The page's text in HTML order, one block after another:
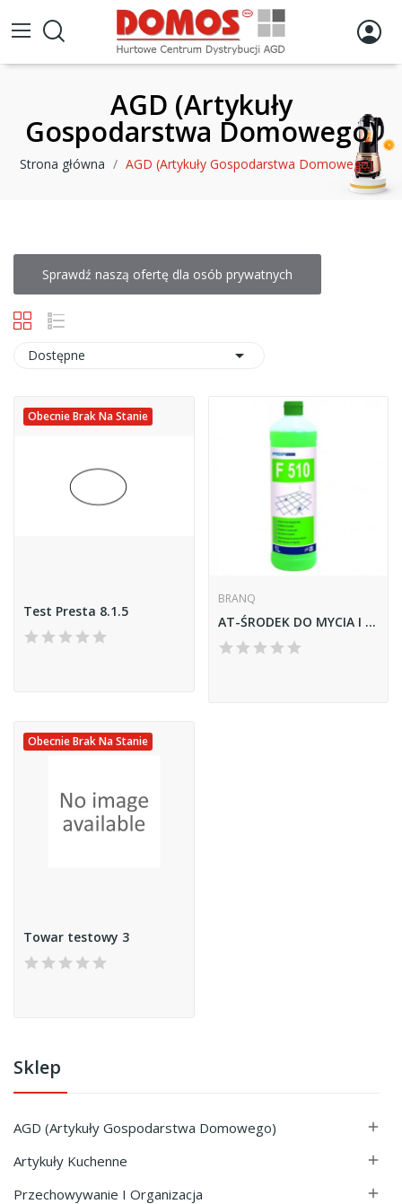
AGD (Artykuły
Gospodarstwa Domowego)
Strona główna AGD (Artykuły Gospodarstwa Domowego)
Sklep
AGD (Artykuły Gospodarstwa Domowego) 
Artykuły Kuchenne 
Przechowywanie I Organizacja 
Sprawdź naszą ofertę dla osób prywatnych
Dostępne 
Obecnie Brak Na Stanie
Test Presta 8.1.5
BRANQ
AT-ŚRODEK DO MYCIA I PIELĘGNACJI PODŁÓG 1L F510
Obecnie Brak Na Stanie
Towar testowy 3